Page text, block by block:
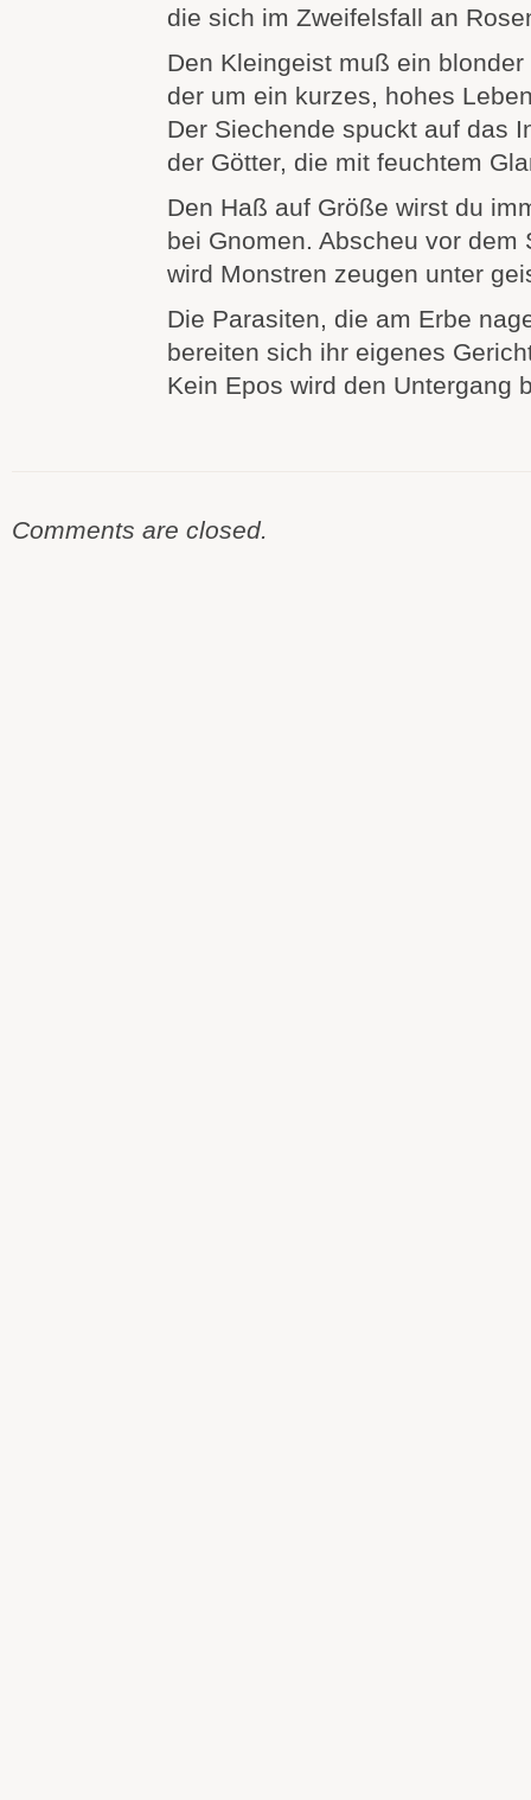
die sich im Zweifelsfall an
Den Kleingeist muß ein
der um ein kurzes, hohes
Der Siechende spuckt auf das
der Götter, die mit feuchtem
Den Haß auf Größe wirst du
bei Gnomen. Abscheu vor dem
wird Monstren zeugen unter
Die Parasiten, die am Erbe
bereiten sich ihr eigenes
Kein Epos wird den Untergang
Comments are closed.